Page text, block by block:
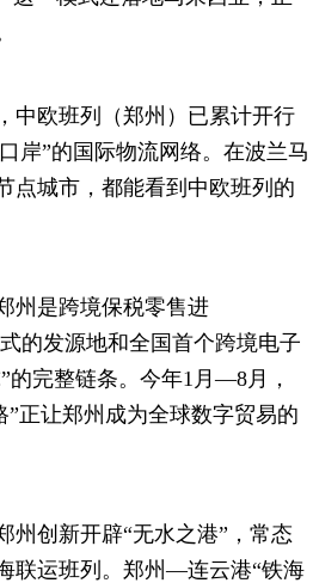
欧班列（郑州）已累计开行
岸”的国际物流网络。在波兰马
点城市，都能看到中欧班列的
是跨境保税零售进
的发源地和全国首个跨境电子
的完整链条。今年1月—8月，
”正让郑州成为全球数字贸易的
创新开辟“无水之港”，常态
联运班列。郑州—连云港“铁海